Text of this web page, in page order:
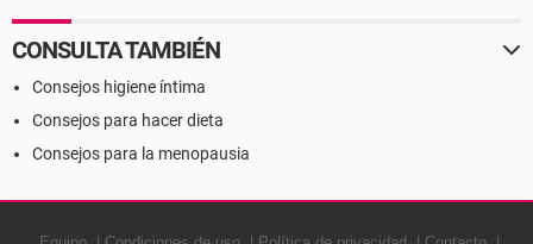
CONSULTA TAMBIÉN
Consejos higiene íntima
Consejos para hacer dieta
Consejos para la menopausia